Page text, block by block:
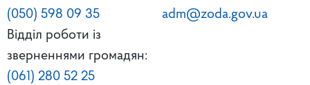
(050) 598 09 35
Відділ роботи із
зверненнями громадян:
(061) 280 52 25
adm@zoda.gov.ua